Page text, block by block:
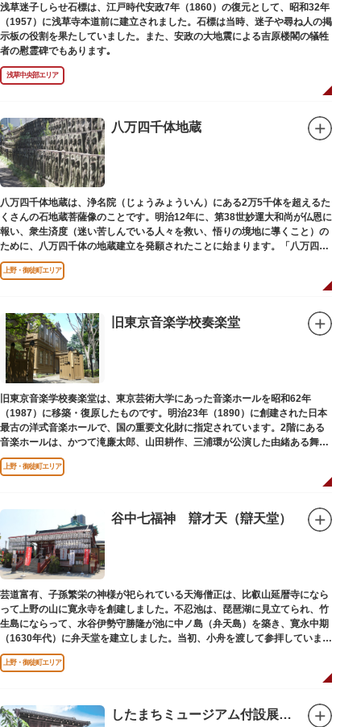
浅草迷子しらせ石標は、江戸時代安政7年（1860）の復元として、昭和32年
（1957）に浅草寺本道前に建立されました。石標は当時、迷子や尋ね人の掲
示板の役割を果たしていました。また、安政の大地震による吉原楼閣の犠牲
者の慰霊碑でもあります｡
浅草中央部エリア
八万四千体地蔵
八万四千体地蔵は、浄名院（じょうみょういん）にある2万5千体を超えるた
くさんの石地蔵菩薩像のことです。明治12年に、第38世妙運大和尚が仏恩に
報い、衆生済度（迷い苦しんでいる人々を救い、悟りの境地に導くこと）の
ために、八万四千体の地蔵建立を発願されたことに始まります。「八万四
千」とは仏法で無数の意味を示します。この石地蔵尊は全国各地にも造立さ
れており、これまで約5万体の石地蔵尊が造立され、今も増え続けていま
上野・御徒町エリア
旧東京音楽学校奏楽堂
旧東京音楽学校奏楽堂は、東京芸術大学にあった音楽ホールを昭和62年
（1987）に移築・復原したものです。明治23年（1890）に創建された日本
最古の洋式音楽ホールで、国の重要文化財に指定されています。2階にある
音楽ホールは、かつて滝廉太郎、山田耕作、三浦環が公演した由緒ある舞台
です。
上野・御徒町エリア
谷中七福神 辯才天（辯天堂）
芸道富有、子孫繁栄の神様が祀られている天海僧正は、比叡山延暦寺になら
って上野の山に寛永寺を創建しました。不忍池は、琵琶湖に見立てられ、竹
生島にならって、水谷伊勢守勝隆が池に中ノ島（弁天島）を築き、寛永中期
（1630年代）に弁天堂を建立しました。当初、小舟を渡して参拝していまし
たが、後に橋が架けられました。
上野・御徒町エリア
したまちミュージアム付設展示場（旧吉田屋酒店）